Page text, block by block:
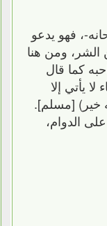
، فهو يدعو
الشر، ومن هنا
كما قال
يأتي إلا
خير) [مسلم].
الدوام،